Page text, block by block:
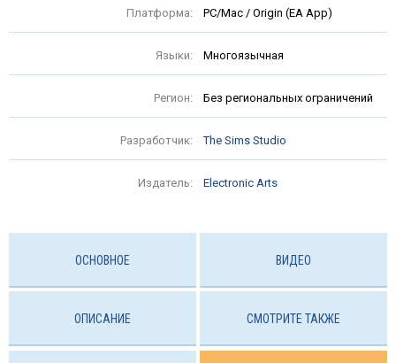
Платформа: PC/Mac / Origin (EA App)
Языки: Многоязычная
Регион: Без региональных ограничений
Разработчик: The Sims Studio
Издатель: Electronic Arts
ОСНОВНОЕ ВИДЕО
ОПИСАНИЕ СМОТРИТЕ ТАКЖЕ